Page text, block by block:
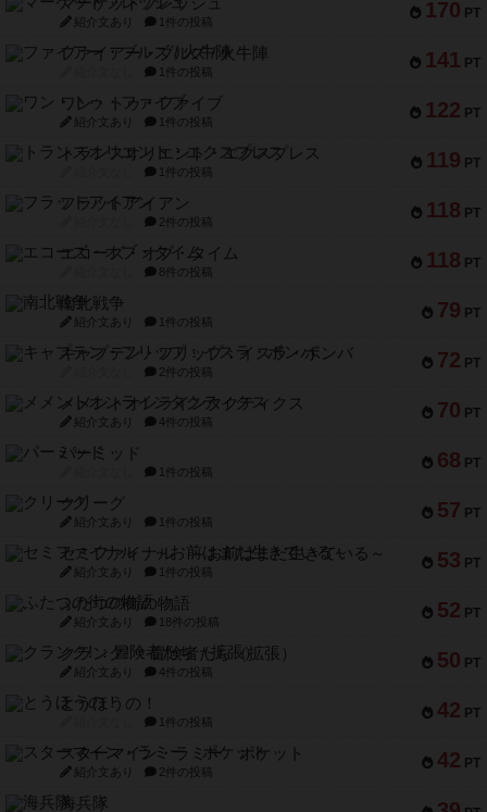
170 PT
紹介文あり 1件の投稿
141 PT
ファイアー・ブルズ / 火牛陣
1件の投稿
122 PT
ワン・トゥ・ファイブ
紹介文あり 1件の投稿
119 PT
トランスオリエント・エクスプレス
1件の投稿
118 PT
フラットアイアン
2件の投稿
118 PT
エコーズ・オブ・タイム
8件の投稿
79 PT
南北戦争
紹介文あり 1件の投稿
72 PT
キャプテン・フリップ：イスラ・ボンバ
2件の投稿
70 PT
メメントオンラインタクティクス
紹介文あり 4件の投稿
68 PT
パーミッド
1件の投稿
57 PT
クリーグ
紹介文あり 1件の投稿
53 PT
セミファイナル ～お前はまだ生きている～
紹介文あり 1件の投稿
52 PT
ふたつの街の物語
紹介文あり 18件の投稿
50 PT
クランク! ：冒険者たち（拡張）
紹介文あり 4件の投稿
42 PT
とうほうの！
1件の投稿
42 PT
スターマイン・ラミー ポケット
紹介文あり 2件の投稿
海兵隊